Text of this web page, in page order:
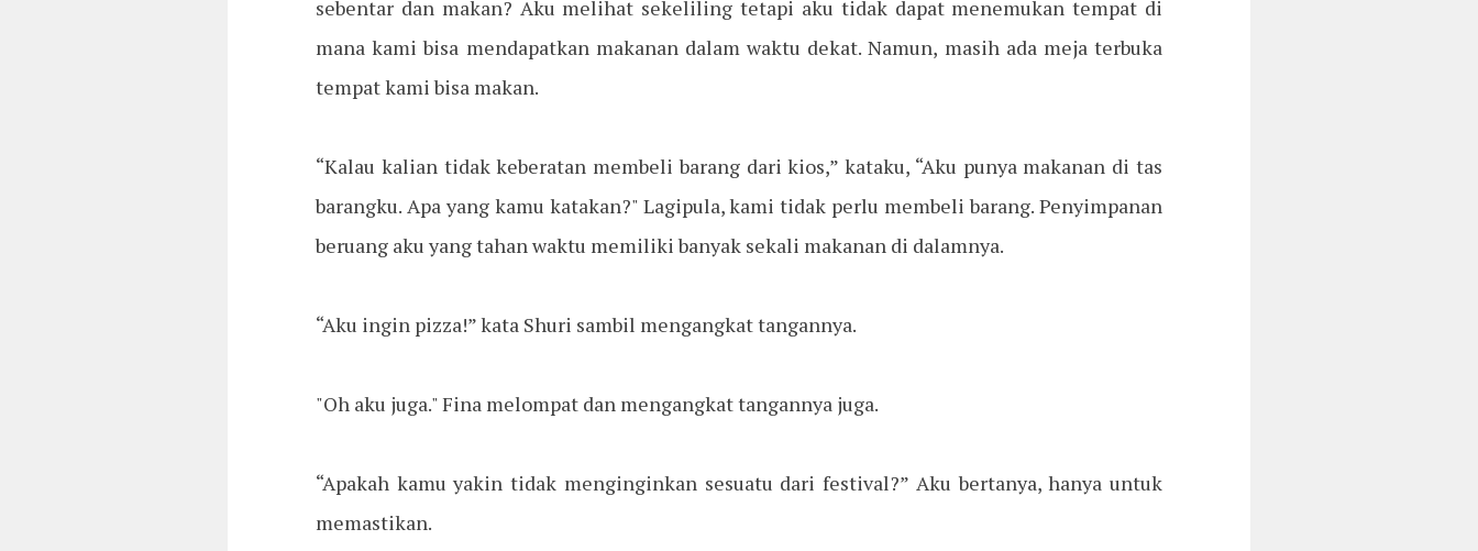
sebentar dan makan? Aku melihat sekeliling tetapi aku tidak dapat menemukan tempat di
mana kami bisa mendapatkan makanan dalam waktu dekat. Namun, masih ada meja terbuka
tempat kami bisa makan.
“Kalau kalian tidak keberatan membeli barang dari kios,” kataku, “Aku punya makanan di tas
barangku. Apa yang kamu katakan?" Lagipula, kami tidak perlu membeli barang. Penyimpanan
beruang aku yang tahan waktu memiliki banyak sekali makanan di dalamnya.
“Aku ingin pizza!” kata Shuri sambil mengangkat tangannya.
"Oh aku juga." Fina melompat dan mengangkat tangannya juga.
“Apakah kamu yakin tidak menginginkan sesuatu dari festival?” Aku bertanya, hanya untuk
memastikan.